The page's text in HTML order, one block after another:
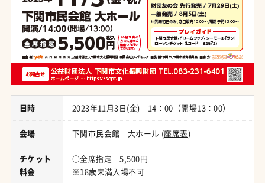
日時 2023年11月3日(金) 14：00（開場13：00）
会場 下関市民会館 大ホール (座席表)
チケット
料金
○全席指定 5,500円
※18歳未満入場不可